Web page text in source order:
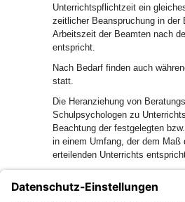
Unterrichtspflichtzeit ein
zeitlicher Beanspruchung in der
Arbeitszeit der Beamten nach
entspricht.
Nach Bedarf finden auch
statt.
Die Heranziehung von
Schulpsychologen zu
Beachtung der festgelegten
in einem Umfang, der dem Maß
erteilenden Unterrichts
Die Schule stellt den